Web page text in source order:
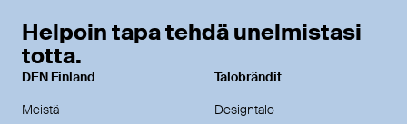
Helpoin tapa tehdä unelmistasi
totta.
DEN Finland
Meistä
Talobrändit
Designtalo